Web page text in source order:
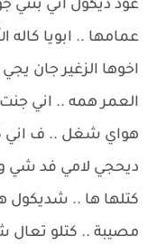
عود ديكول اني بنتي
عمامها .. ابويا كاله
اخوها الزغير جان
العمر همه .. اني
هواي شغل .. ف اني
ديحجي لامي فد شي
كتلها ها .. شديكول
مصيبة .. كتلو تعال